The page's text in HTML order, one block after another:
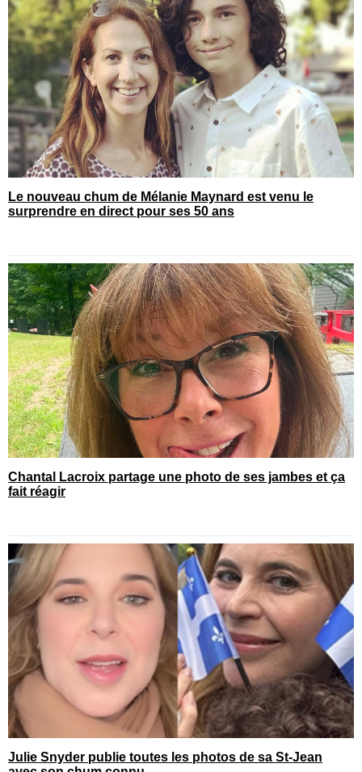
Le nouveau chum de Mélanie Maynard est venu le
surprendre en direct pour ses 50 ans
Chantal Lacroix partage une photo de ses jambes et ça
fait réagir
Julie Snyder publie toutes les photos de sa St-Jean